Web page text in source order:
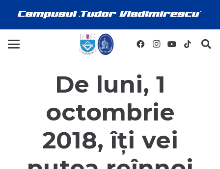
De luni, 1
octombrie
2018, îți vei